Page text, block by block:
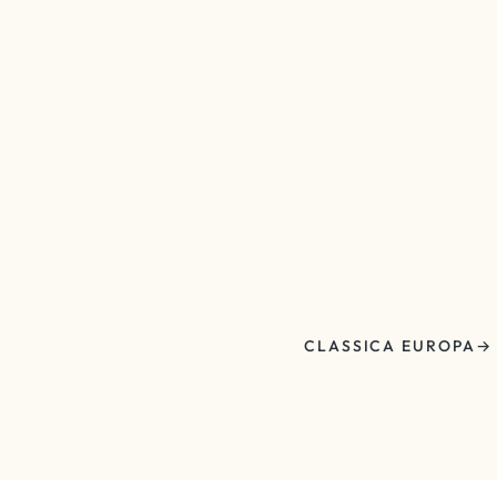
CLASSICA EUROPA